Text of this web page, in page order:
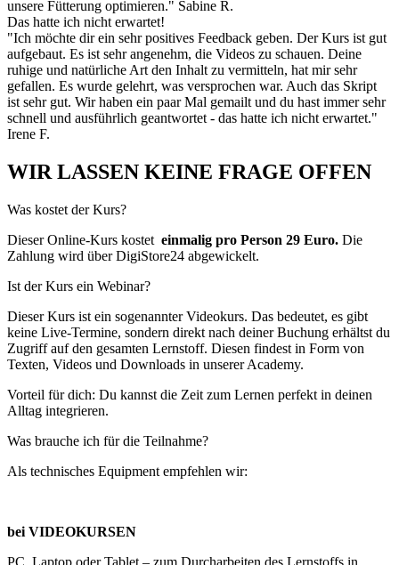
unsere Fütterung optimieren." Sabine R.
Das hatte ich nicht erwartet!
"Ich möchte dir ein sehr positives Feedback geben. Der Kurs ist gut
aufgebaut. Es ist sehr angenehm, die Videos zu schauen. Deine
ruhige und natürliche Art den Inhalt zu vermitteln, hat mir sehr
gefallen. Es wurde gelehrt, was versprochen war. Auch das Skript
ist sehr gut. Wir haben ein paar Mal gemailt und du hast immer sehr
schnell und ausführlich geantwortet - das hatte ich nicht erwartet."
Irene F.
WIR LASSEN KEINE FRAGE OFFEN
Was kostet der Kurs?
Dieser Online-Kurs kostet einmalig pro Person 29 Euro. Die
Zahlung wird über DigiStore24 abgewickelt.
Ist der Kurs ein Webinar?
Dieser Kurs ist ein sogenannter Videokurs. Das bedeutet, es gibt
keine Live-Termine, sondern direkt nach deiner Buchung erhältst du
Zugriff auf den gesamten Lernstoff. Diesen findest in Form von
Texten, Videos und Downloads in unserer Academy.
Vorteil für dich: Du kannst die Zeit zum Lernen perfekt in deinen
Alltag integrieren.
Was brauche ich für die Teilnahme?
Als technisches Equipment empfehlen wir:
bei VIDEOKURSEN